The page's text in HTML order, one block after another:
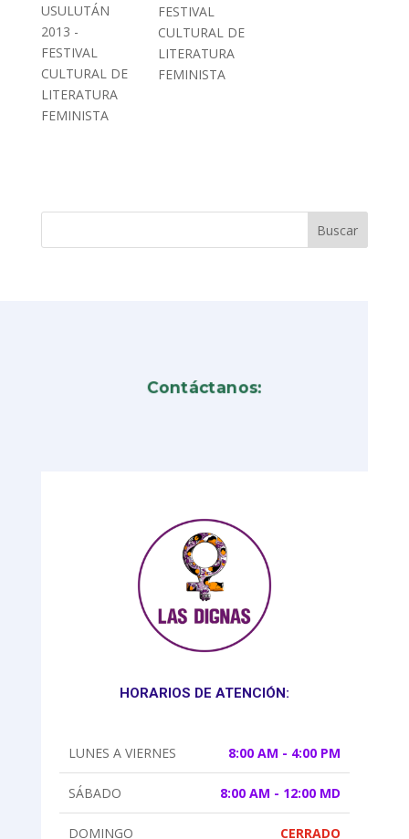
USULUTÁN
2013 -
FESTIVAL
CULTURAL DE
LITERATURA
FEMINISTA
FESTIVAL
CULTURAL DE
LITERATURA
FEMINISTA
Contáctanos:
HORARIOS DE ATENCIÓN:
LUNES A VIERNES 8:00 AM - 4:00 PM
SÁBADO 8:00 AM - 12:00 MD
DOMINGO CERRADO